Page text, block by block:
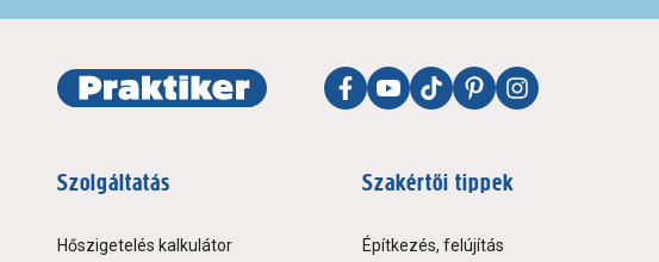
Szolgáltatás
Hőszigetelés kalkulátor
Szakértői tippek
Építkezés, felújítás